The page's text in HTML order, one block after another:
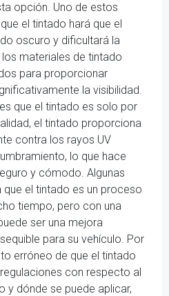
opción. Uno de estos
el tintado hará que el
oscuro y dificultará la
materiales de tintado
para proporcionar
la visibilidad.
que el tintado es solo por
el tintado proporciona
contra los rayos UV
lo que hace
y cómodo. Algunas
el tintado es un proceso
tiempo, pero con una
ser una mejora
para su vehículo. Por
erróneo de que el tintado
con respecto al
y dónde se puede aplicar,